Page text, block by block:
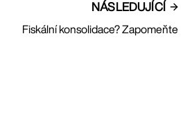
NÁSLEDUJÍCÍ
Fiskální konsolidace? Zapomeňte